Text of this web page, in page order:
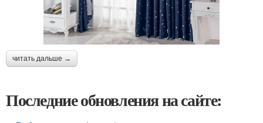
читать дальше →
Последние обновления на сайте: